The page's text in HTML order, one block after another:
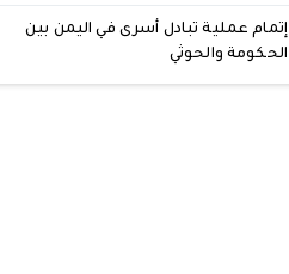
إتمام عملية تبادل أسرى في اليمن بين
الحكومة والحوثي